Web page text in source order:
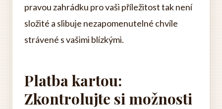
pravou zahrádku pro vaši příležitost tak není
složité a slibuje nezapomenutelné chvíle
strávené s vašimi blízkými.
Platba kartou:
Zkontrolujte si možnosti